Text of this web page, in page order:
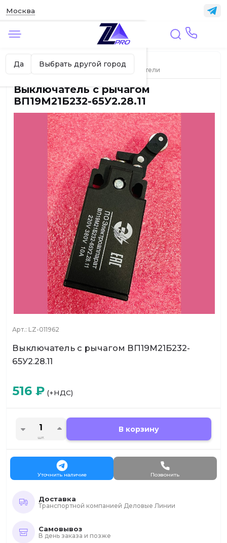
Москва
Москва ваш город?
Да Выбрать другой город
Главная
ЛИФТЫ
Датчики, выключатели, микропереключатели
Выключатель с рычагом
ВП19М21Б232-65У2.28.11
Арт.: LZ-011962
Выключатель с рычагом ВП19М21Б232-
65У2.28.11
516 ₽ (+НДС)
шт.
В корзину
Уточнить наличие Позвонить
Доставка
Транспортной компанией Деловые Линии
Самовывоз
В день заказа и позже